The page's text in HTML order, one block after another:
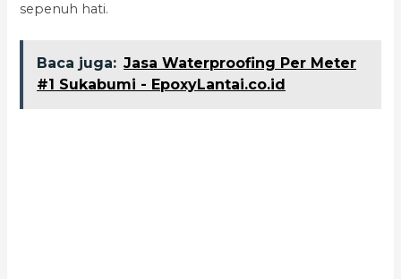
sepenuh hati.
Baca juga: Jasa Waterproofing Per Meter
#1 Sukabumi - EpoxyLantai.co.id